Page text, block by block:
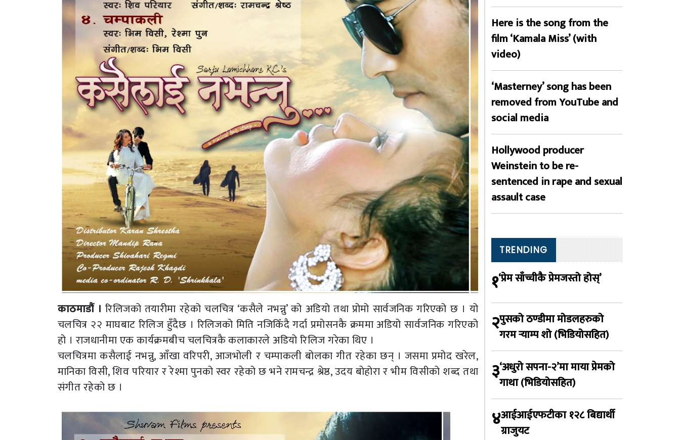
काठमाडौं । रिलिजको तयारीमा रहेको चलचित्र ‘कसैले नभन्नु’ को अडियो तथा प्रोमो सार्वजनिक गरिएको छ । यो
चलचित्र २२ माघबाट रिलिज हुँदैछ । रिलिजको मिति नजिकिँदै गर्दा प्रमोसनकै क्रममा अडियो सार्वजनिक गरिएको
हो । राजधानीमा एक कार्यक्रमबीच चलचित्रकै कलाकारले अडियो रिलिज गरेका थिए ।
चलचित्रमा कसैलाई नभन्नु, आँखा वरिपरी, आजभोली र चम्पाकली बोलका गीत रहेका छन् । जसमा प्रमोद खरेल,
मानिका विसी, शिव परियार र रेश्मा पुनको स्वर रहेको छ भने रामचन्द्र श्रेष्ठ, उदय बोहोरा र भीम विसीको शब्द तथा
संगीत रहेको छ ।
Here is the song from the
film ‘Kamala Miss’ (with
video)
‘Masterney’ song has been
removed from YouTube and
social media
Hollywood producer
Weinstein to be re-
sentenced in rape and sexual
assault case
TRENDING
१‘प्रेम साँच्चीकै प्रेमजस्तो होस्’
२पुसको ठण्डीमा मोडलहरुको
गरम र्‍याम्प शो (भिडियोसहित)
३‘अधुरो सपना-२’मा माया प्रेमको
गाथा (भिडियोसहित)
४आईआईएफटीका १२८ बिद्यार्थी
ग्राजुयट